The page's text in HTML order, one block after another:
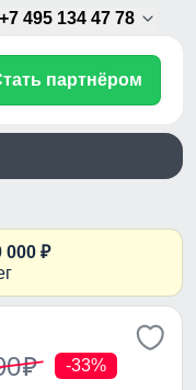
+7 495 134 47 78
партнёром
000 ₽
p -33%